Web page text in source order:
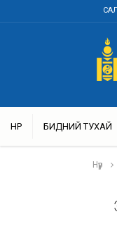
НҮҮР БИДНИЙ ТУХАЙ
Нүүр